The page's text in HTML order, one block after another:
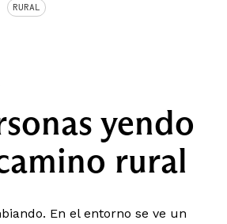
RURAL
yendo
rural
En el entorno se ve un